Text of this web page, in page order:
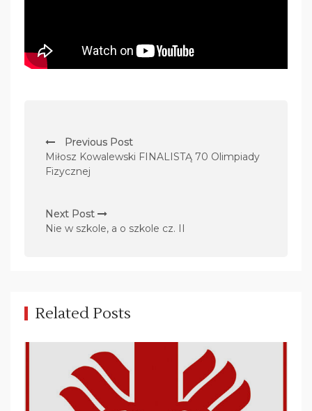
a
w
g
a
w
p
Previous Post
Miłosz Kowalewski FINALISTĄ 70 Olimpiady
Fizycznej
Next Post
Nie w szkole, a o szkole cz. II
Related Posts